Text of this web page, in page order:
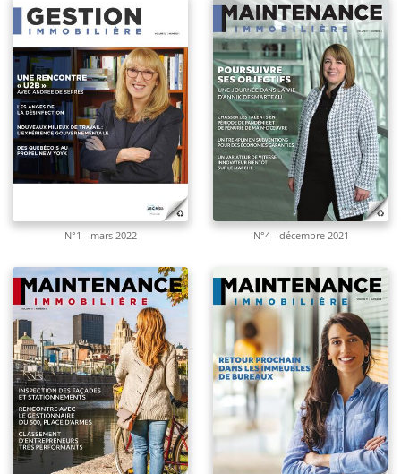
N°1 - mars 2022 N°4 - décembre 2021